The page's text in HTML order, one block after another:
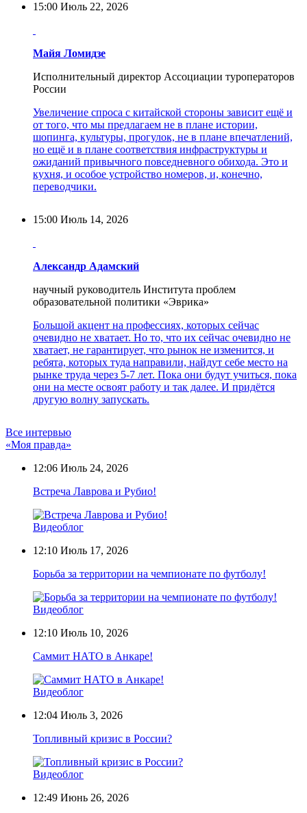
15:00 Июль 22, 2026
Майя Ломидзе
Исполнительный директор Ассоциации туроператоров
России
Увеличение спроса с китайской стороны зависит ещё и
от того, что мы предлагаем не в плане истории,
шопинга, культуры, прогулок, не в плане впечатлений,
но ещё и в плане соответствия инфраструктуры и
ожиданий привычного повседневного обихода. Это и
кухня, и особое устройство номеров, и, конечно,
переводчики.
15:00 Июль 14, 2026
Александр Адамский
научный руководитель Института проблем
образовательной политики «Эврика»
Большой акцент на профессиях, которых сейчас
очевидно не хватает. Но то, что их сейчас очевидно не
хватает, не гарантирует, что рынок не изменится, и
ребята, которых туда направили, найдут себе место на
рынке труда через 5-7 лет. Пока они будут учиться, пока
они на месте освоят работу и так далее. И придётся
другую волну запускать.
Все интервью
«Моя правда»
12:06 Июль 24, 2026
Встреча Лаврова и Рубио!
Видеоблог
12:10 Июль 17, 2026
Борьба за территории на чемпионате по футболу!
Видеоблог
12:10 Июль 10, 2026
Саммит НАТО в Анкаре!
Видеоблог
12:04 Июль 3, 2026
Топливный кризис в России?
Видеоблог
12:49 Июнь 26, 2026